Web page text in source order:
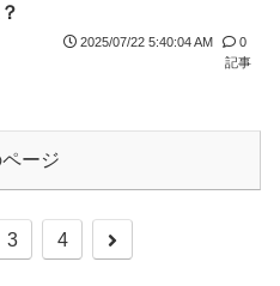
2025/07/22 5:40:04 AM
0
記事
ージ
3 4